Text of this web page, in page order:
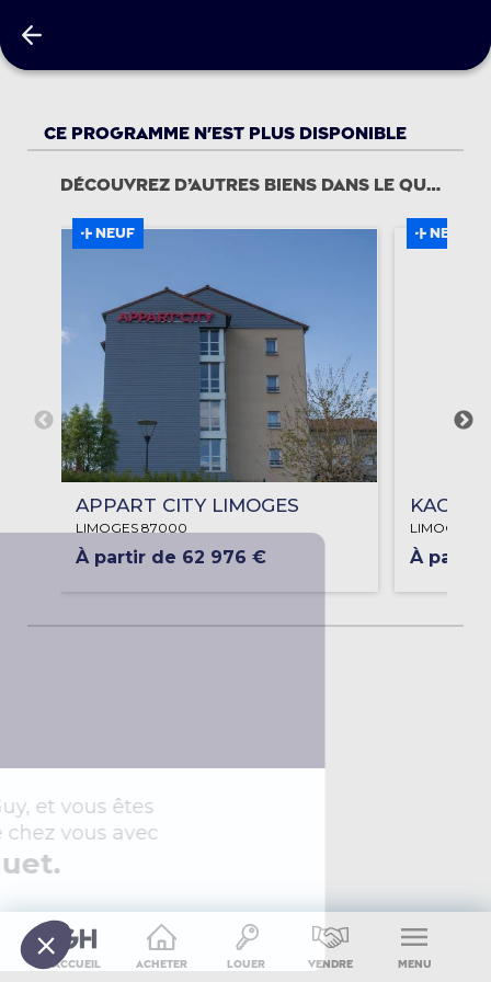
Ce programme n'est plus disponible
Découvrez d’autres biens dans le quartier
NEUF
APPART CITY LIMOGES
LIMOGES 87000
À partir de 62 976 €
NEUF
LIMOGES
À partir
Accueil Acheter Louer Vendre Menu